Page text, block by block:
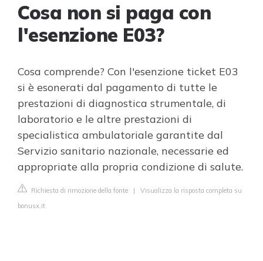
Cosa non si paga con
l'esenzione E03?
Cosa comprende? Con l'esenzione ticket E03
si è esonerati dal pagamento di tutte le
prestazioni di diagnostica strumentale, di
laboratorio e le altre prestazioni di
specialistica ambulatoriale garantite dal
Servizio sanitario nazionale, necessarie ed
appropriate alla propria condizione di salute.
Richiesta di rimozione della fonte | Visualizza la risposta completa su
bonusx.it